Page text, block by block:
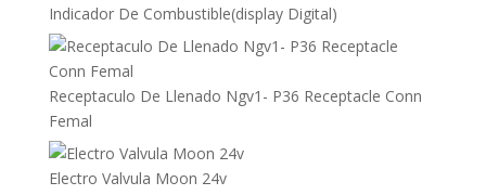
Indicador De Combustible(display Digital)
Receptaculo De Llenado Ngv1- P36 Receptacle Conn
Femal
Electro Valvula Moon 24v